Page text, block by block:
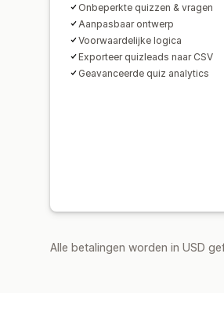
Onbeperkte quizzen & vragen
Aanpasbaar ontwerp
Voorwaardelijke logica
Exporteer quizleads naar CSV
Geavanceerde quiz analytics
Alle betalingen worden in USD